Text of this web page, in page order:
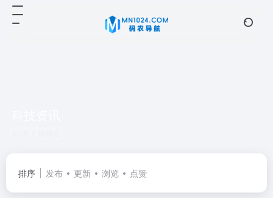
排序 发布 更新 浏览 点赞